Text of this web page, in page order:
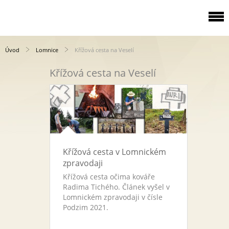
Úvod Lomnice Křížová cesta na Veselí
Křížová cesta na Veselí
Křížová cesta v Lomnickém
zpravodaji
Křížová cesta očima kováře
Radima Tichého. Článek vyšel v
Lomnickém zpravodaji v čísle
Podzim 2021.